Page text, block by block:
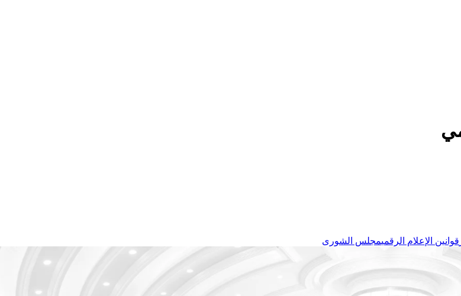
قوانين الإعلام الرقميمجلس الشورى